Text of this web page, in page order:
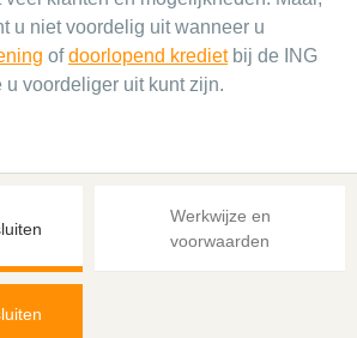
u niet voordelig uit wanneer u
ofdoorlopend kredietbij de ING
u voordeliger uit kunt zijn.
Werkwijze en
voorwaarden